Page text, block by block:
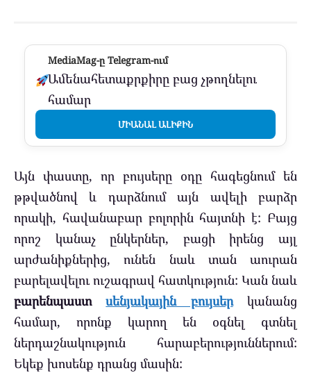
MediaMag-ը Telegram-ում
Ամենահետաքրքիրը բաց չթողնելու
համար
ՄԻԱՆԱԼ ԱԼԻՔԻՆ
Այն փաստը, որ բույսերը օդը հագեցնում են
թթվածնով և դարձնում այն ​​ավելի բարձր
որակի, հավանաբար բոլորին հայտնի է: Բայց
որոշ կանաչ ընկերներ, բացի իրենց այլ
արժանիքներից, ունեն նաև տան աուրան
բարելավելու ուշագրավ հատկություն: Կան նաև
բարենպաստսենյակային բույսերկանանց
համար, որոնք կարող են օգնել գտնել
ներդաշնակություն հարաբերություններում:
Եկեք խոսենք դրանց մասին: